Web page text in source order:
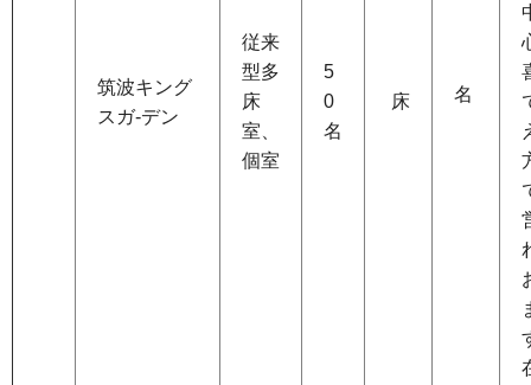
筑波キング
スガ-デン
従来
型多
床
室、
個室
5
0
名
床 名